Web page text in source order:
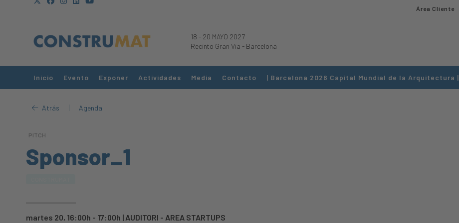
Área Cliente
18 - 20 MAYO 2027
Recinto Gran Via - Barcelona
Inicio Evento Exponer Actividades Media Contacto | Barcelona 2026 Capital Mundial de la Arquitectura |
Atrás | Agenda
PITCH
Sponsor_1
martes 20, 16:00h - 17:00h | AUDITORI - AREA STARTUPS